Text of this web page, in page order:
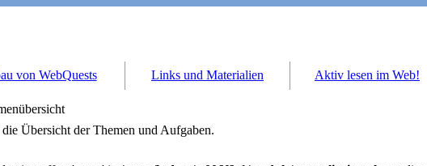
von WebQuests Links und Materialien Aktiv lesen im Web!
Übersicht der Themen und Aufgaben.